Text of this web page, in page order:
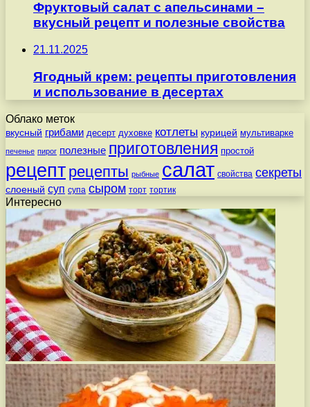
Фруктовый салат с апельсинами –
вкусный рецепт и полезные свойства
21.11.2025
Ягодный крем: рецепты приготовления
и использование в десертах
Облако меток
вкусный грибами десерт духовке котлеты курицей мультиварке
печенье пирог полезные приготовления простой
рецепт рецепты рыбные салат свойства секреты
слоеный суп супа сыром торт тортик
Интересно